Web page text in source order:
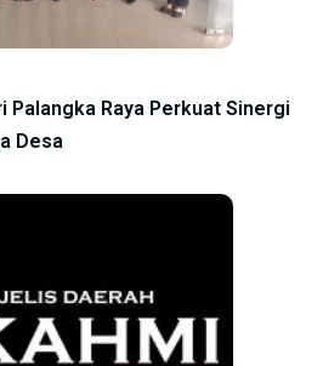
Palangka Raya Perkuat Sinergi
Desa